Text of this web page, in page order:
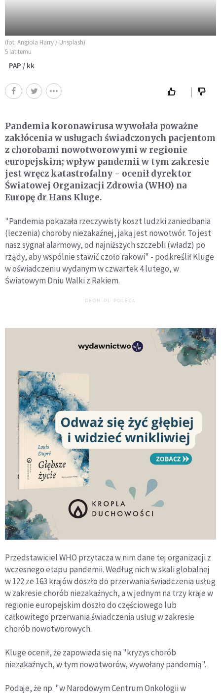
(fot. Angiola Harry / Unsplash)
5 lat temu
PAP / kk
Pandemia koronawirusa wywołała poważne
zakłócenia w usługach świadczonych pacjentom
z chorobami nowotworowymi w regionie
europejskim; wpływ pandemii w tym zakresie
jest wręcz katastrofalny - ocenił dyrektor
Światowej Organizacji Zdrowia (WHO) na
Europę dr Hans Kluge.
"Pandemia pokazała rzeczywisty koszt ludzki zaniedbania
(leczenia) choroby niezakaźnej, jaką jest nowotwór. To jest
nasz sygnał alarmowy, od najniższych szczebli (władz) po
rządy, aby wspólnie stawić czoło rakowi" - podkreślił Kluge
w oświadczeniu wydanym w czwartek 4 lutego, w
Światowym Dniu Walki z Rakiem.
DEON.PL POLECA
Przedstawiciel WHO przytacza w nim dane tej organizacji z
wczesnego etapu pandemii. Według nich w skali globalnej
w 122 ze 163 krajów doszło do przerwania świadczenia usług
w zakresie chorób niezakaźnych, a w jednym na trzy kraje w
regionie europejskim doszło do częściowego lub
całkowitego przerwania świadczenia usług w zakresie
chorób nowotworowych.
Kluge ocenił, że zapowiada się na "kryzys chorób
niezakaźnych, w tym nowotworów, wywołany pandemią".
Podaje, że np. "w Narodowym Centrum Onkologii w